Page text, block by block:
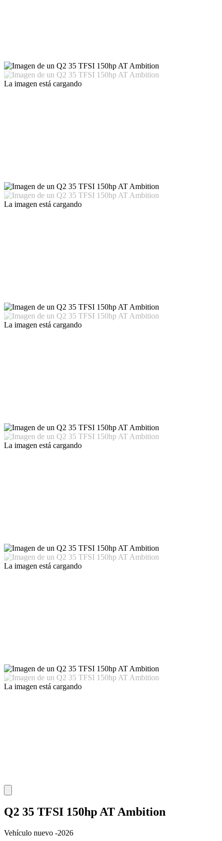
La imagen está cargando
La imagen está cargando
La imagen está cargando
La imagen está cargando
La imagen está cargando
La imagen está cargando
Q2 35 TFSI 150hp AT Ambition
Vehículo nuevo -2026